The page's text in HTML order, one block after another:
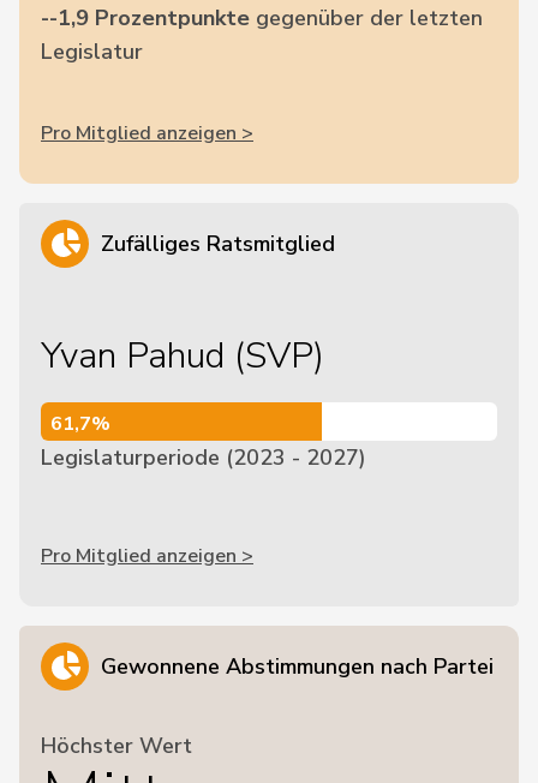
--1,9 Prozentpunkte gegenüber der letzten
Legislatur
Pro Mitglied anzeigen >
Zufälliges Ratsmitglied
Yvan Pahud (SVP)
61,7%
61,7%
Legislaturperiode (2023 - 2027)
Pro Mitglied anzeigen >
Gewonnene Abstimmungen nach Partei
Höchster Wert